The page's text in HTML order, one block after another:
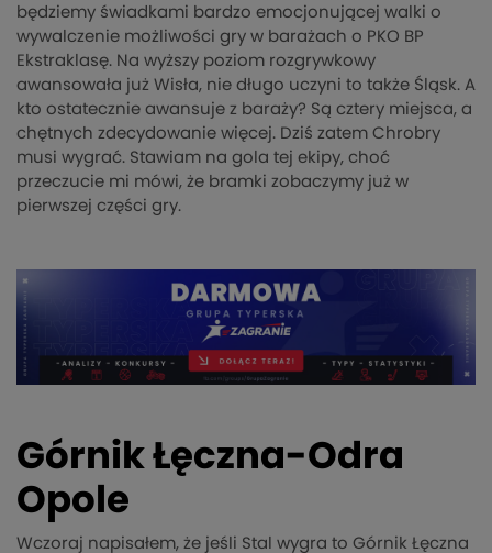
będziemy świadkami bardzo emocjonującej walki o
wywalczenie możliwości gry w barażach o PKO BP
Ekstraklasę. Na wyższy poziom rozgrywkowy
awansowała już Wisła, nie długo uczyni to także Śląsk. A
kto ostatecznie awansuje z baraży? Są cztery miejsca, a
chętnych zdecydowanie więcej. Dziś zatem Chrobry
musi wygrać. Stawiam na gola tej ekipy, choć
przeczucie mi mówi, że bramki zobaczymy już w
pierwszej części gry.
Górnik Łęczna-Odra
Opole
Wczoraj napisałem, że jeśli Stal wygra to Górnik Łęczna